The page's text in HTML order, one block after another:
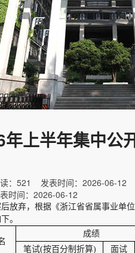
上半年集中公
： 521
发表时间：2026-06-12
间：2026-06-12
放弃，根据《浙江省省属事业单
。
成绩
笔试(按百分制折算)
面试